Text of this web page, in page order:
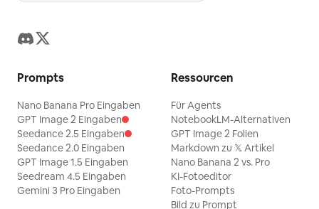
Prompts
Nano Banana Pro Eingaben
GPT Image 2 Eingaben
Seedance 2.5 Eingaben
Seedance 2.0 Eingaben
GPT Image 1.5 Eingaben
Seedream 4.5 Eingaben
Gemini 3 Pro Eingaben
Ressourcen
Für Agents
NotebookLM-Alternativen
GPT Image 2 Folien
Markdown zu 𝕏 Artikel
Nano Banana 2 vs. Pro
KI-Fotoeditor
Foto-Prompts
Bild zu Prompt